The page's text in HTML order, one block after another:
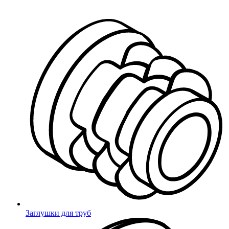
Заглушки для труб
Миниворкс О компании
О компании Миниворкс
Play